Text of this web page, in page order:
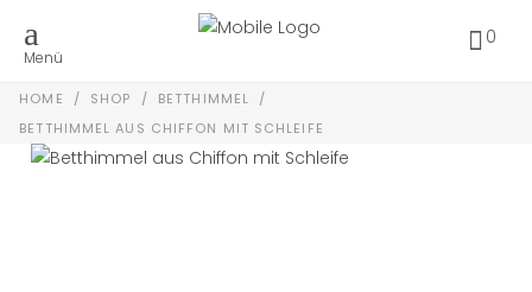
Menü
0
HOME / SHOP / BETTHIMMEL /
BETTHIMMEL AUS CHIFFON MIT SCHLEIFE